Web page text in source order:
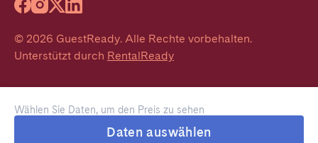
Wählen Sie Daten, um den Preis zu sehen
Daten auswählen
© 2026 GuestReady. Alle Rechte vorbehalten.
Unterstützt durch RentalReady